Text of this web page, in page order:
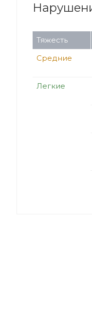
Тяжесть
Средние
Легкие